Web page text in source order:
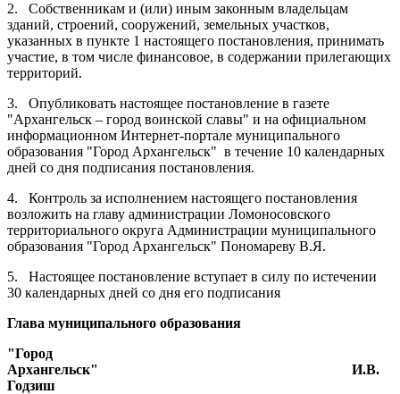
2.
Собственникам и (или) иным законным владельцам
зданий, строений, сооружений, земельных участков,
указанных в пункте 1 настоящего постановления, принимать
участие, в том числе финансовое, в содержании прилегающих
территорий.
3.
Опубликовать настоящее постановление в газете
"Архангельск – город воинской славы" и на официальном
информационном Интернет-портале муниципального
образования "Город Архангельск" в течение 10 календарных
дней со дня подписания постановления.
4.
Контроль за исполнением настоящего постановления
возложить на главу администрации Ломоносовского
территориального округа Администрации муниципального
образования "Город Архангельск" Пономареву В.Я.
5.
Настоящее постановление вступает в силу по истечении
30 календарных дней со дня его подписания
Глава муниципального образования
"Город
Архангельск"
И.В.
Годзиш